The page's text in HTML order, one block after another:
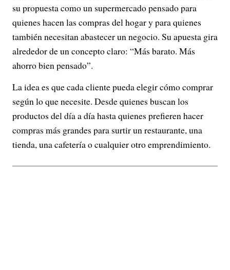
su propuesta como un supermercado pensado para
quienes hacen las compras del hogar y para quienes
también necesitan abastecer un negocio. Su apuesta gira
alrededor de un concepto claro: “Más barato. Más
ahorro bien pensado”.
La idea es que cada cliente pueda elegir cómo comprar
según lo que necesite. Desde quienes buscan los
productos del día a día hasta quienes prefieren hacer
compras más grandes para surtir un restaurante, una
tienda, una cafetería o cualquier otro emprendimiento.